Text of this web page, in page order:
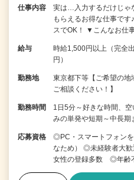
仕事内容
実は…入力するだけじゃ
もらえるお得な仕事で
スでOK！ ▼こんなお仕
給与
時給1,500円以上（完全
円）
勤務地
東京都下等【ご希望の
ご相談ください！】
勤務時間
1日5分～好きな時間、
みの単発や短期～中長
応募資格
◎PC・スマートフォン
なため） ◎未経験者大
女性の登録多数 ◎年齢